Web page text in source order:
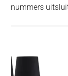
nummers